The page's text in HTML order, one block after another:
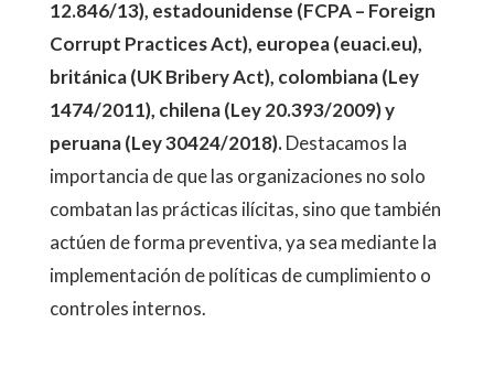
12.846/13), estadounidense (FCPA – Foreign
Corrupt Practices Act), europea (euaci.eu),
británica (UK Bribery Act), colombiana (Ley
1474/2011), chilena (Ley 20.393/2009) y
peruana (Ley 30424/2018).Destacamos la
importancia de que las organizaciones no solo
combatan las prácticas ilícitas, sino que también
actúen de forma preventiva, ya sea mediante la
implementación de políticas de cumplimiento o
controles internos.